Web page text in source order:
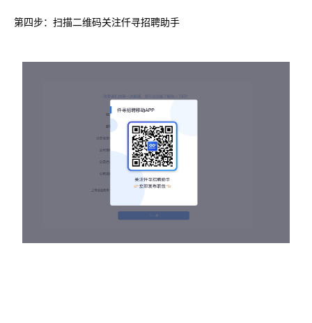
第四步：扫描二维码关注仟寻招聘助手